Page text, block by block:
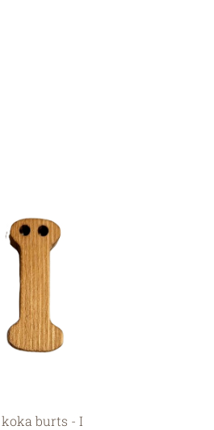
koka burts - I